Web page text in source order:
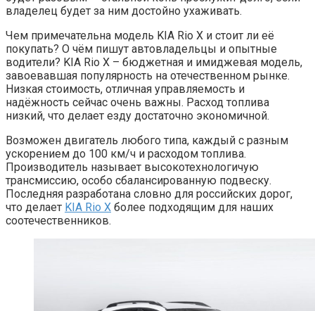
владелец будет за ним достойно ухаживать.
Чем примечательна модель KIA Rio X и стоит ли её
покупать? О чём пишут автовладельцы и опытные
водители? KIA Rio X – бюджетная и имиджевая модель,
завоевавшая популярность на отечественном рынке.
Низкая стоимость, отличная управляемость и
надёжность сейчас очень важны. Расход топлива
низкий, что делает езду достаточно экономичной.
Возможен двигатель любого типа, каждый с разным
ускорением до 100 км/ч и расходом топлива.
Производитель называет высокотехнологичую
трансмиссию, особо сбалансированную подвеску.
Последняя разработана словно для российских дорог,
что делает KIA Rio X более подходящим для наших
соотечественников.